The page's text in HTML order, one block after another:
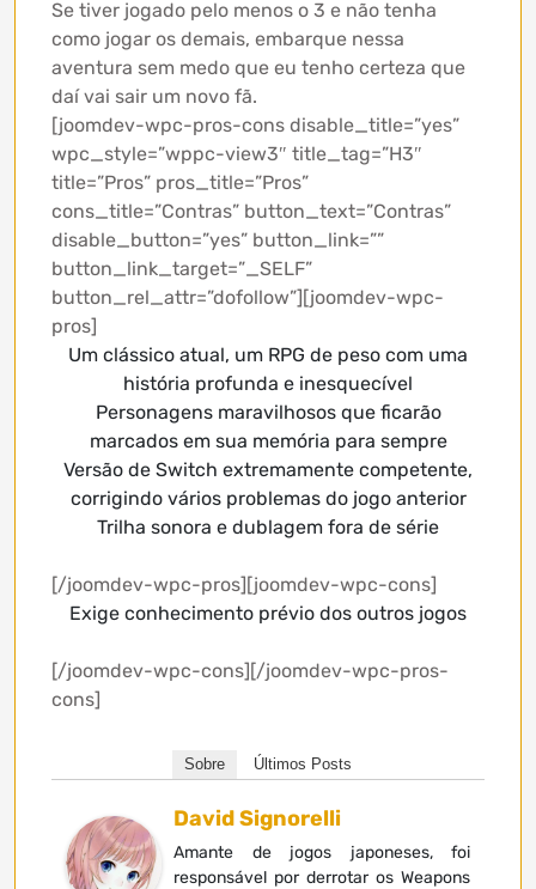
Se tiver jogado pelo menos o 3 e não tenha
como jogar os demais, embarque nessa
aventura sem medo que eu tenho certeza que
daí vai sair um novo fã.
[joomdev-wpc-pros-cons disable_title=”yes”
wpc_style=”wppc-view3″ title_tag=”H3″
title=”Pros” pros_title=”Pros”
cons_title=”Contras” button_text=”Contras”
disable_button=”yes” button_link=””
button_link_target=”_SELF”
button_rel_attr=”dofollow”][joomdev-wpc-
pros]
Um clássico atual, um RPG de peso com uma
história profunda e inesquecível
Personagens maravilhosos que ficarão
marcados em sua memória para sempre
Versão de Switch extremamente competente,
corrigindo vários problemas do jogo anterior
Trilha sonora e dublagem fora de série
[/joomdev-wpc-pros][joomdev-wpc-cons]
Exige conhecimento prévio dos outros jogos
[/joomdev-wpc-cons][/joomdev-wpc-pros-
cons]
Sobre Últimos Posts
David Signorelli
Amante de jogos japoneses, foi
responsável por derrotar os Weapons